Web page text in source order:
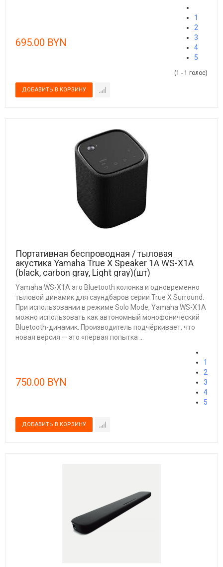
695.00 BYN
1
2
3
4
5
(1 - 1 голос)
Портативная беспроводная / тыловая
акустика Yamaha True X Speaker 1A WS-X1A
(black, carbon gray, Light gray)(шт)
Yamaha WS-X1A это Bluetooth колонка и одновременно
тыловой динамик для саундбаров серии True X Surround.
При использовании в режиме Solo Mode, Yamaha WS-X1A
можно использовать как автономный монофонический
Bluetooth-динамик. Производитель подчёркивает, что
новая версия — это «первая попытка ...
750.00 BYN
1
2
3
4
5